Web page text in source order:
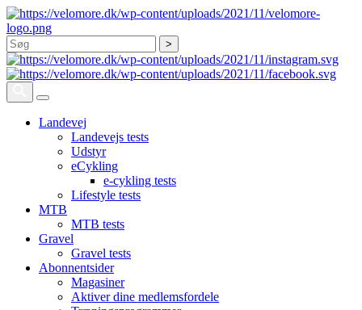
Søg
Landevej
Landevejs tests
Udstyr
eCykling
e-cykling tests
Lifestyle tests
MTB
MTB tests
Gravel
Gravel tests
Abonnentsider
Magasiner
Aktiver dine medlemsfordele